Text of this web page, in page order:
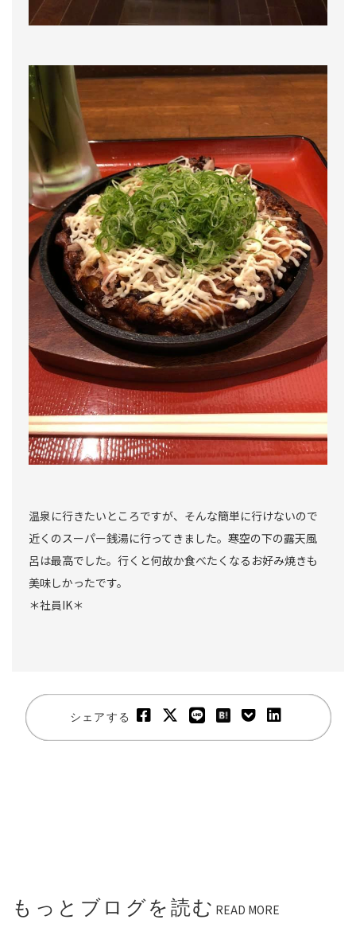
温泉に行きたいところですが、そんな簡単に行けないので
近くのスーパー銭湯に行ってきました。寒空の下の露天風
呂は最高でした。行くと何故か食べたくなるお好み焼きも
美味しかったです。
＊社員IK＊
シェアする
もっとブログを読む READ MORE